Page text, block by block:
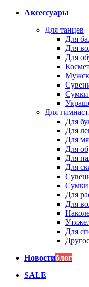
Аксессуары
Для танцев
Для
Для
Для
Для
Для
Для
Для
Для
Для
Для
Для
Для
Для
Новостиблог
SALE